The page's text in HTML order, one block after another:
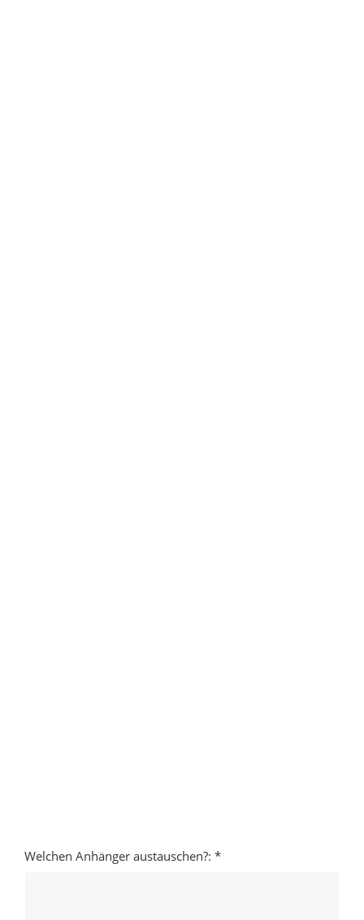
Welchen Anhänger austauschen?: *